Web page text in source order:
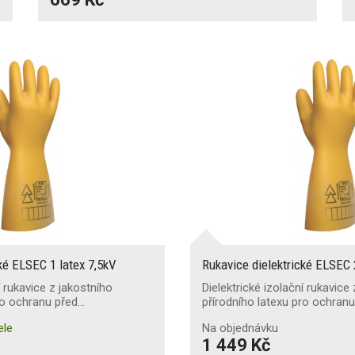
ELSEC 1 latex 7,5kV
z jakostního
ochranu před…
Rukavice dielektrické
Dielektrické izolační rukavice
přírodního latexu pro
Na objednávku
1 449 Kč